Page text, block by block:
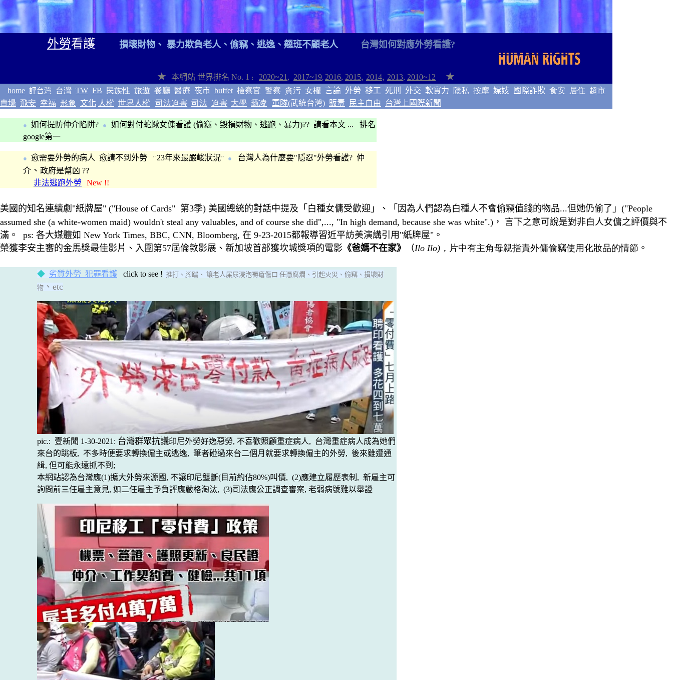
外勞看護 損壞財物、 暴力欺負老人、 偷竊 、 逃逸、 翹班不顧老人 台灣如何對應外勞看護?
★ 本網站 世界排名 No. 1 : 2020~21 , 2017~19, 2016, 2015, 2014, 2013, 2010~12 ★
home 評台灣 台灣 TW FB 民族性 旅遊 餐廳 醫療 夜市 buffet 檢察官 警察 貪污 女權 言論 外勞 移工 死刑 外交 軟實力 隱私 按摩 嫖妓 國際詐欺 食安 居住 超市
賣場 飛安 幸福 形象 文化 人權 世界人權 司法迫害 司法 迫害 大學 霸凌 軍隊(武統台灣) 販毒 民主自由 台灣上國際新聞
● 如何提防仲介陷阱? ● 如何對付蛇蠍女傭看護 (偷竊 、 毀損財物 、逃跑、 暴力)?? 請看本文 ... 排名
google第一
● 愈需要外勞的病人 愈請不到外勞 " 23年來最嚴峻狀況"● 台灣人為什麼要"隱忍"外勞看護? 仲
介 、 政府是幫凶 ??
非法逃跑外勞
New !!
美國的知名連續劇"紙牌屋" ("House of Cards" 第3季) 美國總統的對話中提及 「白種女傭受歡迎」 、 「因為人們認為白種人不會偷竊值錢的物品...但她仍偷了 」("People
assumed she (a white-women maid) wouldn't steal any valuables, and of course she did",..., "In high demand, because she was white".) ， 言下之意可說是對非白人女傭之評價與不
滿。
ps: 各大媒體如 New York Times, BBC, CNN, Bloomberg, 在 9-23-2015都報導習近平訪美演講引用"紙牌屋" 。
榮獲李安主審的金馬獎最佳影片、入圍第57屆倫敦影展、新加坡首部獲坎城獎項的電影 《爸媽不在家》 （Ilo Ilo)， 片中有主角母親指責外傭偷竊使用化妝品的情節 。
◆ 劣質外勞 犯罪看護 click to see ! 推打 、 腳踹 、 讓老人屎尿浸泡褥瘡傷口 任憑腐爛、引起火災 、 偷竊 、損壞財
物 、etc
pic.: 壹新聞 1-30-2021: 台灣群眾抗議印尼外勞好逸惡勞, 不喜歡照顧重症病人, 台灣重症病人成為她們
來台的跳板, 不多時便要求轉換僱主或逃逸, 筆者碰過來台二個月就要求轉換僱主的外勞, 後來雖遭通
緝, 但可能永遠抓不到;
本網站認為台灣應(1)擴大外勞來源國, 不讓印尼壟斷(目前約佔80%)叫價, (2)應建立履歷表制 , 新雇主可
詢問前三任雇主意見, 如二任雇主予負評應嚴格淘汰, (3)司法應公正調查審案, 老弱病號難以舉證